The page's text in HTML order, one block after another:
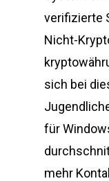
verifizierte
Nicht-
sich bei
für
mehr